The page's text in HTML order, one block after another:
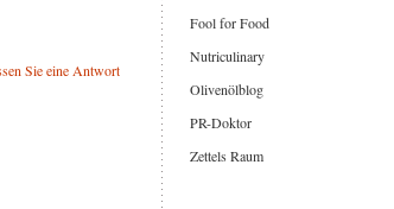
Sie eine Antwort
Fool for Food
Nutriculinary
Olivenölblog
PR-Doktor
Zettels Raum